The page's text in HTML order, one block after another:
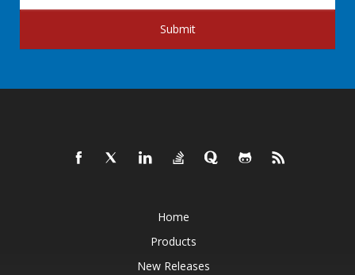
Submit
Home
Products
New Releases